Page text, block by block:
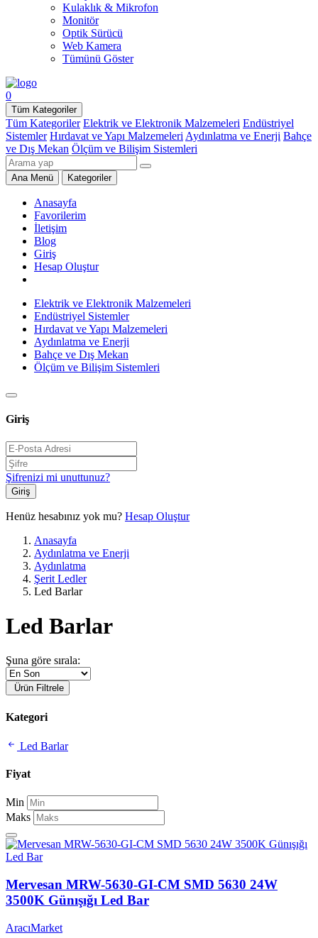
Kulaklık & Mikrofon
Monitör
Optik Sürücü
Web Kamera
Tümünü Göster
0
Tüm Kategoriler
Tüm Kategoriler Elektrik ve Elektronik Malzemeleri Endüstriyel
Sistemler Hırdavat ve Yapı Malzemeleri Aydınlatma ve Enerji Bahçe
ve Dış Mekan Ölçüm ve Bilişim Sistemleri
Ana Menü Kategoriler
Anasayfa
Favorilerim
İletişim
Blog
Giriş
Hesap Oluştur
Elektrik ve Elektronik Malzemeleri
Endüstriyel Sistemler
Hırdavat ve Yapı Malzemeleri
Aydınlatma ve Enerji
Bahçe ve Dış Mekan
Ölçüm ve Bilişim Sistemleri
Giriş
Şifrenizi mi unuttunuz?
Giriş
Henüz hesabınız yok mu? Hesap Oluştur
Anasayfa
Aydınlatma ve Enerji
Aydınlatma
Şerit Ledler
Led Barlar
Led Barlar
Şuna göre sırala:
Ürün Filtrele
Kategori
Led Barlar
Fiyat
Min
Maks
Mervesan MRW-5630-GI-CM SMD 5630 24W
3500K Günışığı Led Bar
AracıMarket